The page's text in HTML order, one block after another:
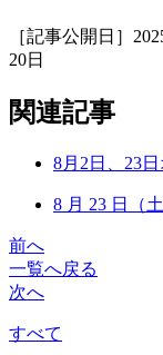
［記事公開日］
20日
関連記事
8月2日、23
8 月 23 日（
前へ
一覧へ戻る
次へ
すべて